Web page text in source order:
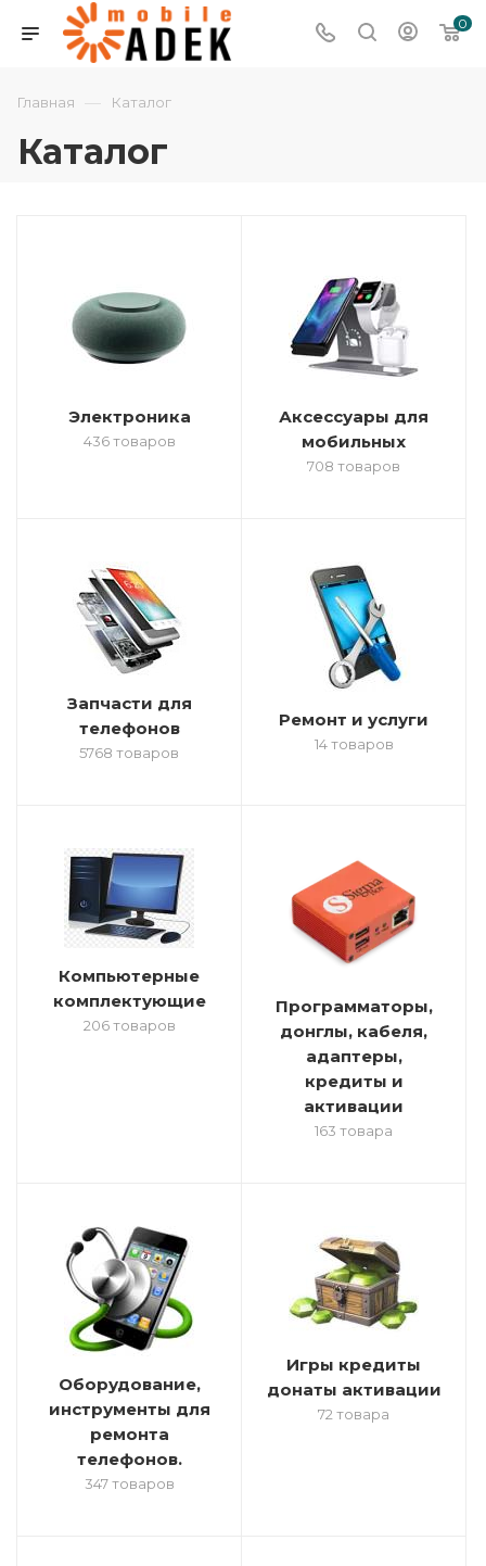
0
Главная — Каталог
Каталог
Электроника
436 товаров
Аксессуары для
мобильных
708 товаров
Запчасти для
телефонов
5768 товаров
Ремонт и услуги
14 товаров
Компьютерные
комплектующие
206 товаров
Программаторы,
донглы, кабеля,
адаптеры,
кредиты и
активации
163 товара
Оборудование,
инструменты для
ремонта
телефонов.
347 товаров
Игры кредиты
донаты активации
72 товара